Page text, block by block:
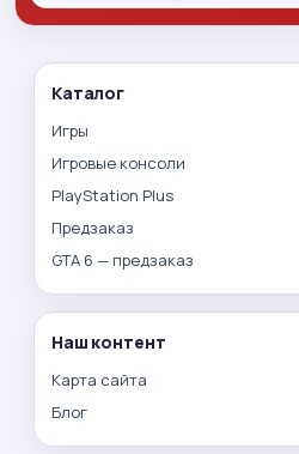
Каталог
Игры
Игровые консоли
PlayStation Plus
Предзаказ
GTA 6 — предзаказ
Наш контент
Карта сайта
Блог